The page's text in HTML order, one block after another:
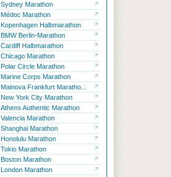
Sydney Marathon
Médoc Marathon
Kopenhagen Halbmarathon
BMW Berlin-Marathon
Cardiff Halbmarathon
Chicago Marathon
Polar Circle Marathon
Marine Corps Marathon
Mainova Frankfurt Maratho...
New York City Marathon
Athens Authentic Marathon
Valencia Marathon
Shanghai Marathon
Honolulu Marathon
Tokio Marathon
Boston Marathon
London Marathon